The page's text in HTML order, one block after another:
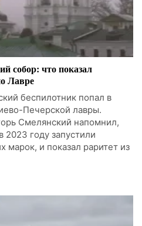
собор: что показал
Лавре
беспилотник попал в
Печерской лавры.
Смелянский напомнил,
2023 году запустили
марок, и показал раритет из